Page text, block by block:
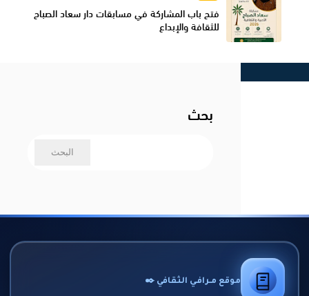
فتح باب المشاركة في مسابقات دار سعاد الصباح
للثقافة والإبداع
بحث
موقع مـرافـي الثقافي ✒️